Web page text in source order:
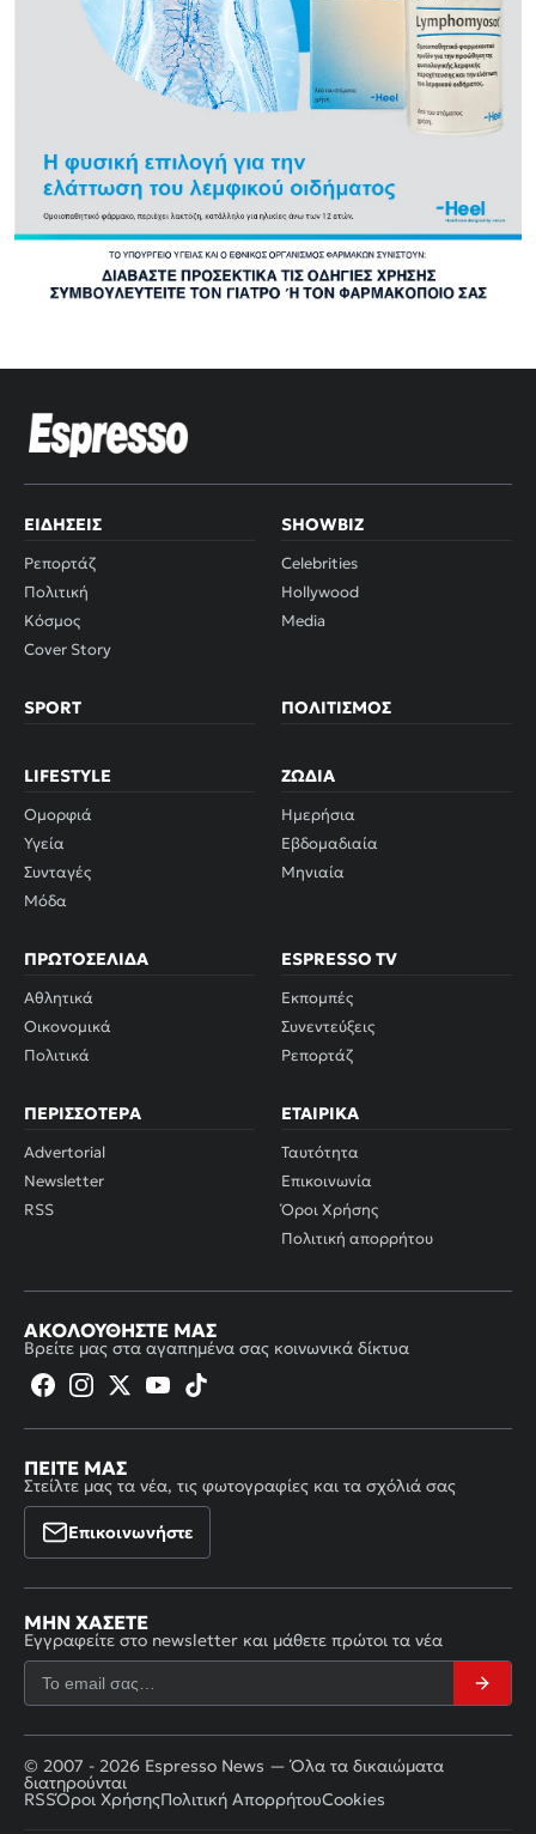
ΕΙΔΉΣΕΙΣ
Ρεπορτάζ
Πολιτική
Κόσμος
Cover Story
SHOWBIZ
Celebrities
Hollywood
Media
SPORT ΠΟΛΙΤΙΣΜΌΣ
LIFESTYLE
Ομορφιά
Υγεία
Συνταγές
Μόδα
ΖΏΔΙΑ
Ημερήσια
Εβδομαδιαία
Μηνιαία
ΠΡΩΤΟΣΈΛΙΔΑ
Αθλητικά
Οικονομικά
Πολιτικά
ESPRESSO TV
Εκπομπές
Συνεντεύξεις
Ρεπορτάζ
ΠΕΡΙΣΣΌΤΕΡΑ
Advertorial
Newsletter
RSS
ΕΤΑΙΡΙΚΆ
Ταυτότητα
Επικοινωνία
Όροι Χρήσης
Πολιτική απορρήτου
ΑΚΟΛΟΥΘΉΣΤΕ ΜΑΣ
Βρείτε μας στα αγαπημένα σας κοινωνικά δίκτυα
ΠΕΊΤΕ ΜΑΣ
Στείλτε μας τα νέα, τις φωτογραφίες και τα σχόλιά σας
Επικοινωνήστε
ΜΗΝ ΧΆΣΕΤΕ
Εγγραφείτε στο newsletter και μάθετε πρώτοι τα νέα
© 2007 - 2026 Espresso News — Όλα τα δικαιώματα
διατηρούνται
RSSΌροι ΧρήσηςΠολιτική ΑπορρήτουCookies